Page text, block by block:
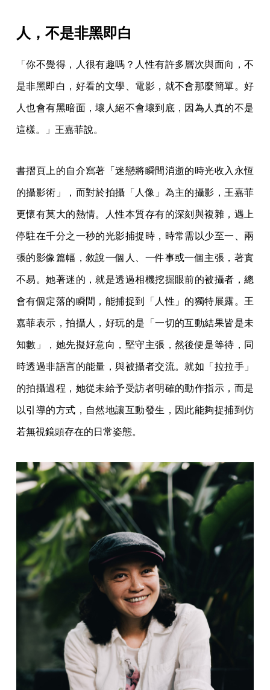
人，不是非黑即白
「你不覺得，人很有趣嗎？人性有許多層次與面向，不
是非黑即白，好看的文學、電影，就不會那麼簡單。好
人也會有黑暗面，壞人絕不會壞到底，因為人真的不是
這樣。」王嘉菲說。
書摺頁上的自介寫著「迷戀將瞬間消逝的時光收入永恆
的攝影術」，而對於拍攝「人像」為主的攝影，王嘉菲
更懷有莫大的熱情。人性本質存有的深刻與複雜，遇上
停駐在千分之一秒的光影捕捉時，時常需以少至一、兩
張的影像篇幅，敘說一個人、一件事或一個主張，著實
不易。她著迷的，就是透過相機挖掘眼前的被攝者，總
會有個定落的瞬間，能捕捉到「人性」的獨特展露。王
嘉菲表示，拍攝人，好玩的是「一切的互動結果皆是未
知數」，她先擬好意向，堅守主張，然後便是等待，同
時透過非語言的能量，與被攝者交流。就如「拉拉手」
的拍攝過程，她從未給予受訪者明確的動作指示，而是
以引導的方式，自然地讓互動發生，因此能夠捉捕到仿
若無視鏡頭存在的日常姿態。